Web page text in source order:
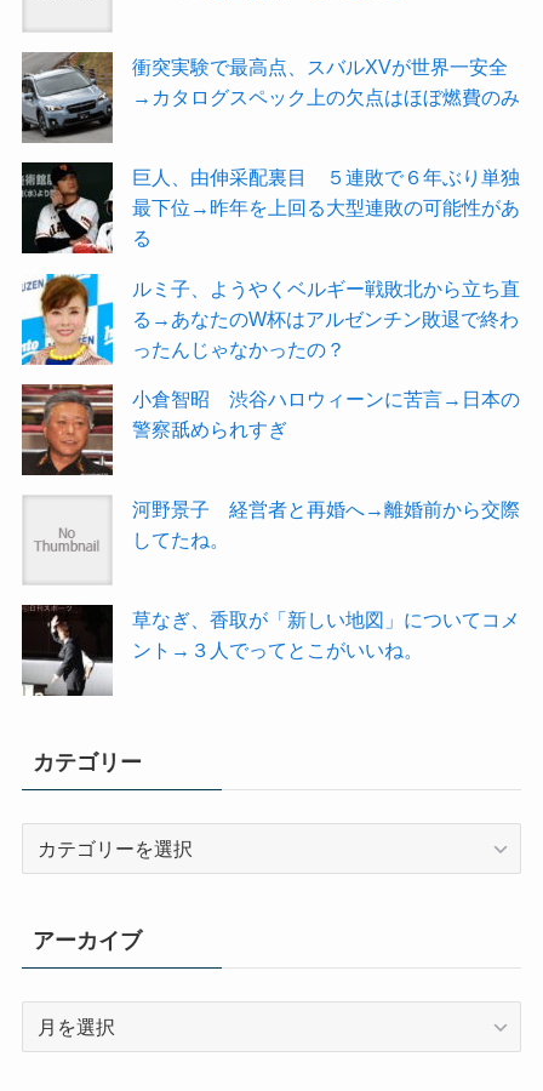
衝突実験で最高点、スバルXVが世界一安全
→カタログスペック上の欠点はほぼ燃費のみ
巨人、由伸采配裏目 ５連敗で６年ぶり単独
最下位→昨年を上回る大型連敗の可能性があ
る
ルミ子、ようやくベルギー戦敗北から立ち直
る→あなたのW杯はアルゼンチン敗退で終わ
ったんじゃなかったの？
小倉智昭 渋谷ハロウィーンに苦言→日本の
警察舐められすぎ
河野景子 経営者と再婚へ→離婚前から交際
してたね。
草なぎ、香取が「新しい地図」についてコメ
ント→３人でってとこがいいね。
カテゴリー
リ
ー
アーカイブ